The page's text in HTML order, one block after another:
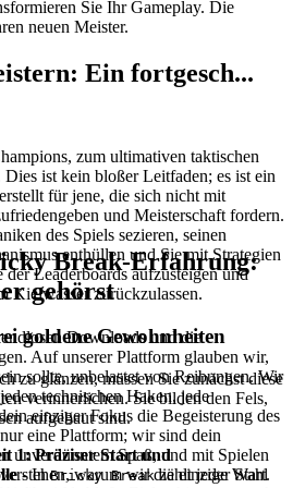
Sie Ihr Gameplay. Die
neuen Meister.
Ein fortgesch...
zum ultimativen taktischen
ist kein bloßer Leitfaden; es ist ein
für jene, die sich nicht mit
und Meisterschaft fordern.
des Spiels sezieren, seinen
enthüllen und Sie mit Strategien
der Leaderboards aufzusteigen und
Kielwasser zurückzulassen.
goldene Gewohnheiten
glänzen, müssen Sie zunächst diese
verinnerlichen. Sie bilden den Fels,
aufgebaut sind.
1: Präziser Start und
- InBricky Breakzählt jeder Start.
Break-Erfahrung:
gehörst
Downloads und die
Auf unserer Plattform glauben wir,
sollte, unbelastet von Reibungen. Wir
technischen Haken, jede
einziger Fokus die Begeisterung des
eine Plattform; wir sind dein
unverdünntem Spaß, und mit Spielen
warum wir die einzige Wahl